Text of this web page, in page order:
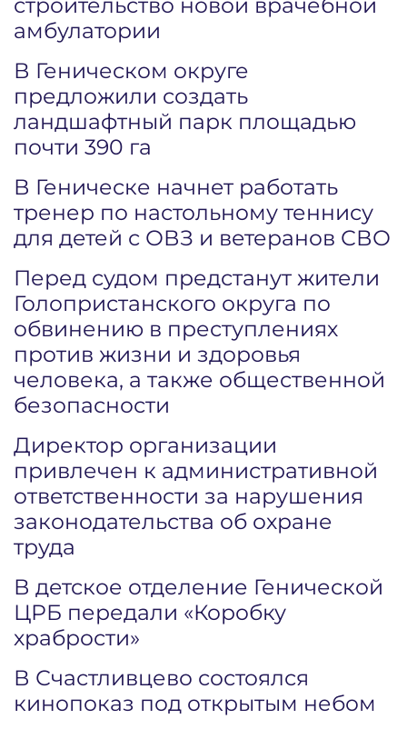
амбулатории
В Геническом округе
предложили создать
ландшафтный парк площадью
почти 390 га
В Геническе начнет работать
тренер по настольному теннису
для детей с ОВЗ и ветеранов СВО
Перед судом предстанут жители
Голопристанского округа по
обвинению в преступлениях
против жизни и здоровья
человека, а также общественной
безопасности
Директор организации
привлечен к административной
ответственности за нарушения
законодательства об охране
труда
В детское отделение Генической
ЦРБ передали «Коробку
храбрости»
В Счастливцево состоялся
кинопоказ под открытым небом